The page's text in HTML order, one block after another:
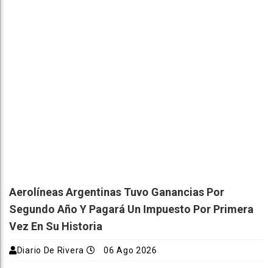
Aerolíneas Argentinas Tuvo Ganancias Por
Segundo Año Y Pagará Un Impuesto Por Primera
Vez En Su Historia
Diario De Rivera 06 Ago 2026